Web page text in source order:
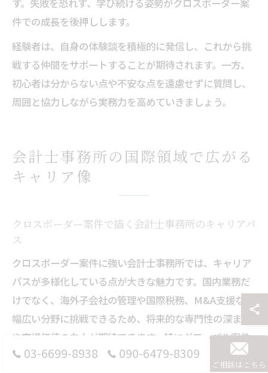
す。失敗を恐れず、学び続ける姿勢がクロスボーダー案
件での成長を後押しします。
経験者は、自身の体験談を積極的に発信し、これから挑
戦する仲間をサポートすることが期待されます。一方、
初心者は分からない点や不安な点を遠慮せずに質問し、
周囲と協力しながら実務力を高めていきましょう。
会計士事務所の国際領域で広がる
キャリア像
クロスボーダー案件で描く会計士事務所のキャリアパ
ス
クロスボーダー案件に強い会計士事務所では、キャリア
パスが多様化している点が大きな魅力です。国内業務だ
けでなく、海外子会社の管理や国際税務、M&A支援など
幅広い分野に挑戦できるため、将来的な専門性の深まり
や市場価値の向上が期待できます。特にグローバル案件
に対応できる人材は、企業からの需要が高く、転職や独
03-6699-8938 090-6479-8309
ご相談はこちら